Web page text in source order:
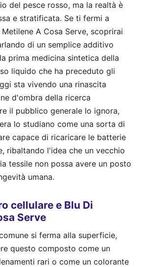
del pesce rosso, ma la realtà è
e stratificata. Se ti fermi a
A Cosa Serve, scoprirai
di un semplice additivo
prima medicina sintetica della
liquido che ha preceduto gli
sta vivendo una rinascita
d'ombra della ricerca
il pubblico generale lo ignora,
lo studiano come una sorta di
capace di ricaricare le batterie
ribaltando l'idea che un vecchio
tessile non possa avere un posto
umana.
cellulare e Blu Di
Serve
si ferma alla superficie,
questo composto come un
rari o come un colorante